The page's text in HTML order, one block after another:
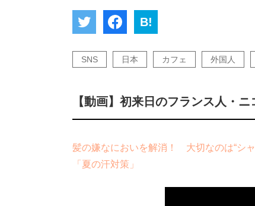
B!
SNS 日本 カフェ 外国人
【動画】初来日のフランス人・
髪の嫌なにおいを解消！ 大切なのは“シ
「夏の汗対策」